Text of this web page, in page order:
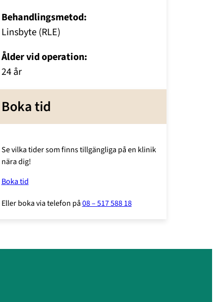
Behandlingsmetod:
Linsbyte (RLE)
Ålder vid operation:
24 år
Boka tid
Se vilka tider som finns tillgängliga på en klinik
nära dig!
Boka tid
Eller boka via telefon på08 – 517 588 18